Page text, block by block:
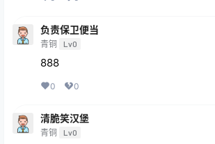
负责保卫便当
青铜 Lv0
888
0 0
清脆笑汉堡
青铜 Lv0